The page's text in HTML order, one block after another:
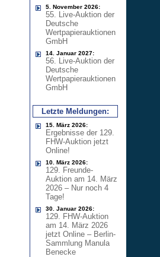
5. November 2026:
55. Live-Auktion der
Deutsche
Wertpapierauktionen
GmbH
14. Januar 2027:
56. Live-Auktion der
Deutsche
Wertpapierauktionen
GmbH
Letzte Meldungen:
15. März 2026:
Ergebnisse der 129.
FHW-Auktion jetzt
Online!
10. März 2026:
129. Freunde-
Auktion am 14. März
2026 – Nur noch 4
Tage!
30. Januar 2026:
129. FHW-Auktion
am 14. März 2026
jetzt Online – Berlin-
Sammlung Manula
Benecke